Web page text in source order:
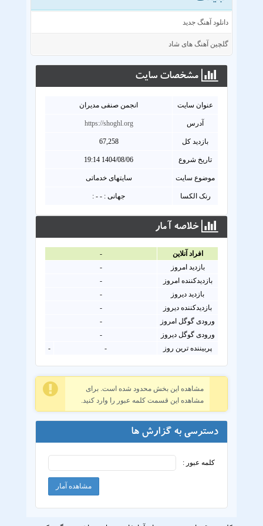
دانلود آهنگ جدید
گلچین آهنگ های شاد
مشخصات سايت
عنوان سايت انجمن صنفی مدیران
آدرس https://shoghl.org
بازدید کل 67,258
تاریخ شروع 1404/08/06 19:14
موضوع سایت سایتهای خدماتی
رنک الکسا جهانی : - - :
خلاصه آمار
افراد آنلاين
-
بازدید امروز
-
بازدیدکننده امروز
-
بازدید دیروز
-
بازدیدکننده دیروز
-
ورودی گوگل امروز
-
ورودی گوگل دیروز
-
پربیننده ترین روز
-
-
مشاهده این بخش محدود شده است. برای
مشاهده این قسمت کلمه عبور را وارد کنید.
دسترسی به گزارش ها
کلمه عبور :